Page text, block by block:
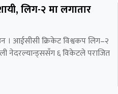
लिग-२ मा लगातार
। आईसीसी क्रिकेट विश्वकप लिग–२
नेदरल्यान्ड्ससँग ६ विकेटले पराजित